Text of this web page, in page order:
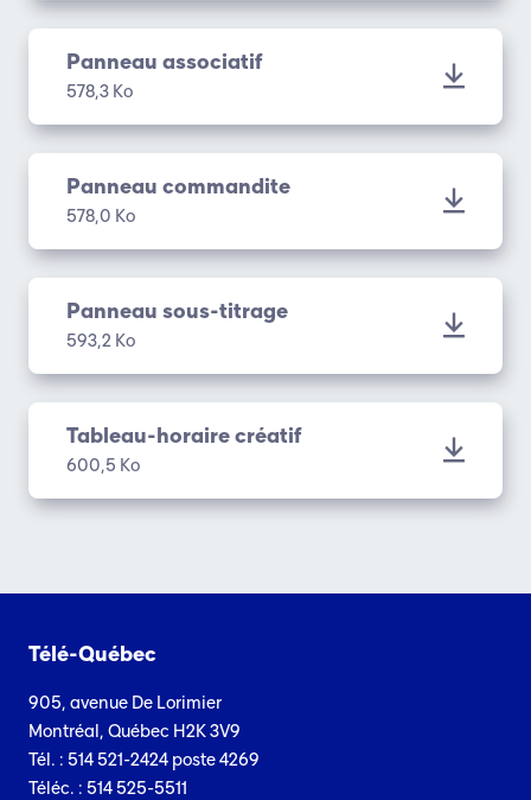
Panneau associatif
578,3 Ko
Panneau commandite
578,0 Ko
Panneau sous-titrage
593,2 Ko
Tableau-horaire créatif
600,5 Ko
Télé-Québec
905, avenue De Lorimier
Montréal, Québec H2K 3V9
Tél. : 514 521-2424 poste 4269
Téléc. : 514 525-5511